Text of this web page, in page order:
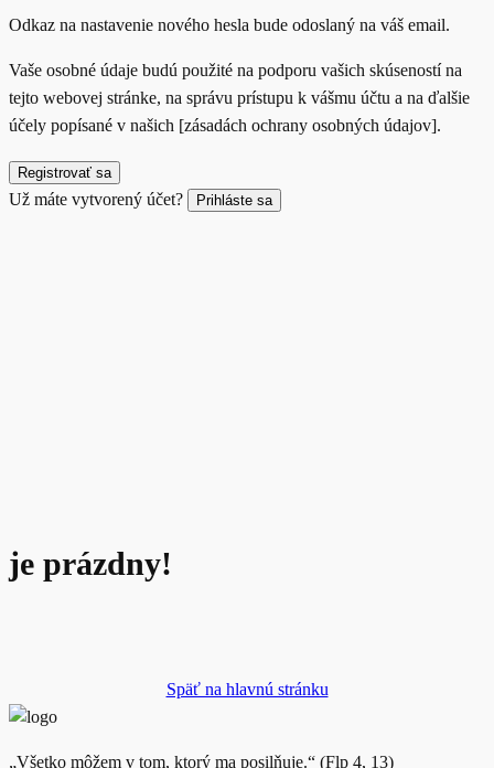
Odkaz na nastavenie nového hesla bude odoslaný na váš email.
Vaše osobné údaje budú použité na podporu vašich skúseností na
tejto webovej stránke, na správu prístupu k vášmu účtu a na ďalšie
účely popísané v našich [zásadách ochrany osobných údajov].
Registrovať sa
Už máte vytvorený účet? Prihláste sa
je prázdny!
Späť na hlavnú stránku
„Všetko môžem v tom, ktorý ma posilňuje.“ (Flp 4, 13)